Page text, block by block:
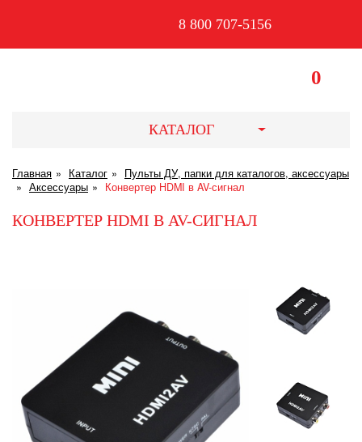
8 800 707-5156
0
КАТАЛОГ
Главная Каталог
Пульты ДУ, папки для каталогов, аксессуары
Аксессуары
Конвертер HDMI в AV-сигнал
КОНВЕРТЕР HDMI В AV-СИГНАЛ